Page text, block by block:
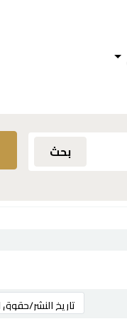
بحث
ترتيب بواسطة: